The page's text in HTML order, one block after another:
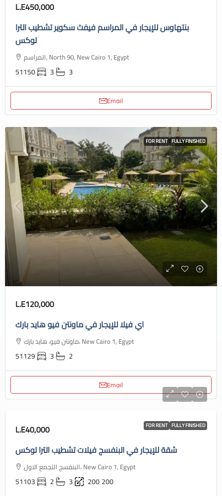
L.E450,000
بنتهاوس للإيجار في المراسم فيفث سكوير تشطيب الترا
لوكس
المراسم, North 90, New Cairo 1, Egypt
51150 3 3
Email
FOR RENT FULLY FINISHED
L.E120,000
اي فيلا للإيجار في ماونتن فيو هايد بارك
ماونتن فيو، هايد بارك، New Cairo 1, Egypt
51129 3 2
Email
FOR RENT FULLY FINISHED
L.E40,000
شقة للإيجار في البنفسج فيلات تشطيب الترا لوكس
البنفسج التجمع الاول، New Cairo 1, Egypt
51103 2 3 200200